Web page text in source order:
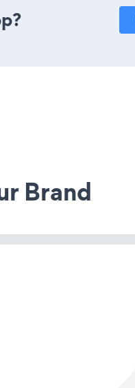
Brand